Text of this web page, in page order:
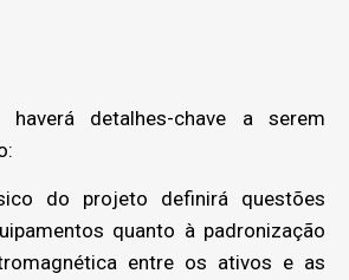
detalhes-chave a serem
do projeto definirá questões
quanto à padronização
entre os ativos e as